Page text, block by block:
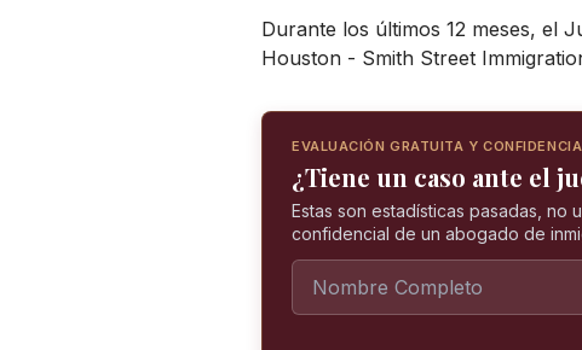
Durante los últimos 12 meses, el
Houston - Smith Street
EVALUACIÓN GRATUITA Y
¿Tiene un caso ante el
Estas son estadísticas pasadas, no
confidencial de un abogado de